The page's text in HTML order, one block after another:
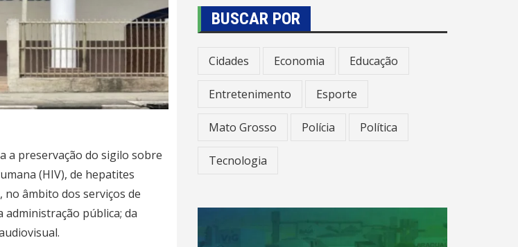
a preservação do sigilo sobre
(HIV), de hepatites
no âmbito dos serviços de
administração pública; da
BUSCAR POR
Cidades Economia Educação
Entretenimento Esporte
Mato Grosso Polícia Política
Tecnologia